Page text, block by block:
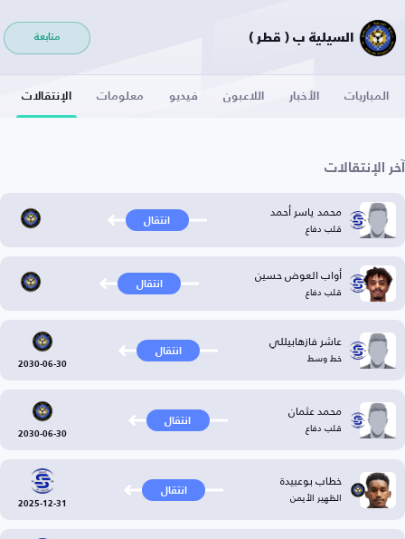
السيلية ب ( قطر ) متابعة
المباريات الأخبار اللاعبون فيديو معلومات الإنتقالات
آخر الإنتقالات
محمد ياسر أحمد
قلب دفاع انتقال
أواب العوض حسين
قلب دفاع انتقال
عاشر فازهابيللي
خط وسط انتقال
2030-06-30
محمد عثمان
قلب دفاع انتقال
2030-06-30
خطاب بوعبيدة
الظهير الأيمن انتقال
2025-12-31